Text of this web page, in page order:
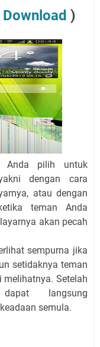
Download )
Anda pilih untuk
dengan cara
atau dengan
teman Anda
akan pecah
sempurna jika
setidaknya teman
Setelah
langsung
semula.